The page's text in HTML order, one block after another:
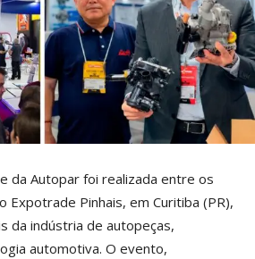
da Autopar foi realizada entre os
Expotrade Pinhais, em Curitiba (PR),
da indústria de autopeças,
automotiva. O evento,